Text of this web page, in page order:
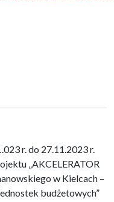
r. do 27.11.2023 r.
„AKCELERATOR
w Kielcach –
budżetowych”